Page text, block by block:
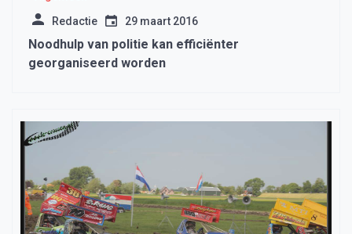
Redactie 29 maart 2016
Noodhulp van politie kan efficiënter
georganiseerd worden